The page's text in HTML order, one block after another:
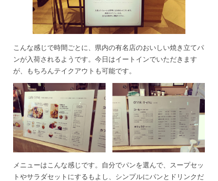
こんな感じで時間ごとに、県内の有名店のおいしい焼き立てパ
ンが入荷されるようです。今日はイートインでいただきます
が、もちろんテイクアウトも可能です。
メニューはこんな感じです。自分でパンを選んで、スープセッ
トやサラダセットにするもよし、シンプルにパンとドリンクだ